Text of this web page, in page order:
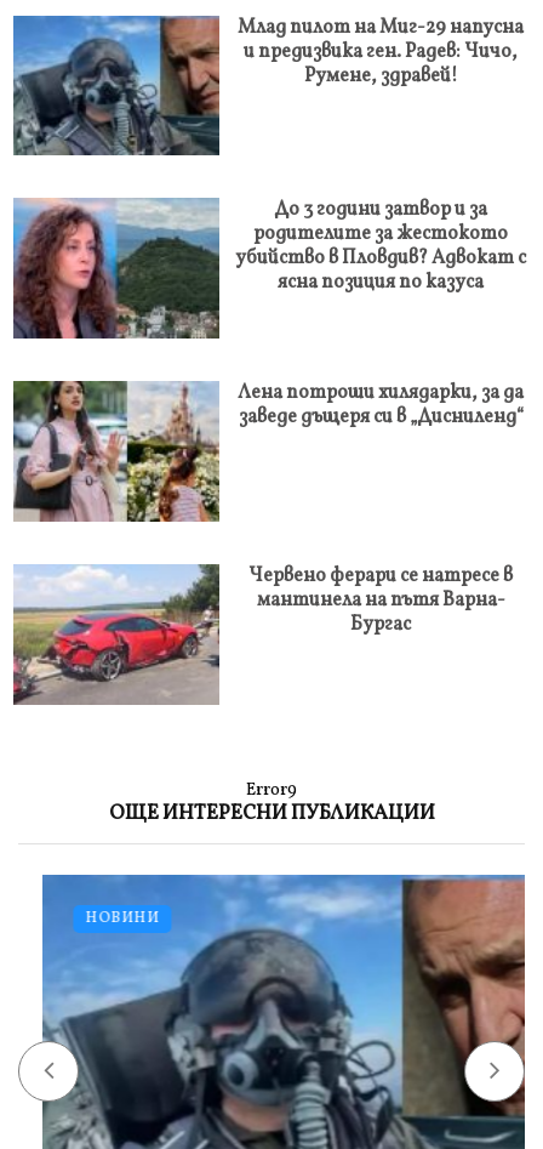
Млад пилот на Миг-29 напусна
и предизвика ген. Радев: Чичо,
Румене, здравей!
До 3 години затвор и за
родителите за жестокото
убийство в Пловдив? Адвокат с
ясна позиция по казуса
Лена потроши хилядарки, за да
заведе дъщеря си в „Дисниленд“
Червено ферари се натресе в
мантинела на пътя Варна-
Бургас
Error9
ОЩЕ ИНТЕРЕСНИ ПУБЛИКАЦИИ
НОВИНИ